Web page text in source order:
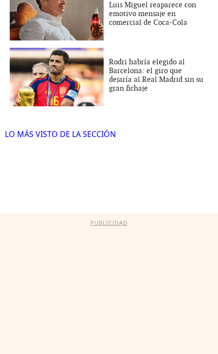
Luis Miguel reaparece con
emotivo mensaje en
comercial de Coca-Cola
Rodri habría elegido al
Barcelona: el giro que
dejaría al Real Madrid sin su
gran fichaje
LO MÁS VISTO DE LA SECCIÓN
PUBLICIDAD